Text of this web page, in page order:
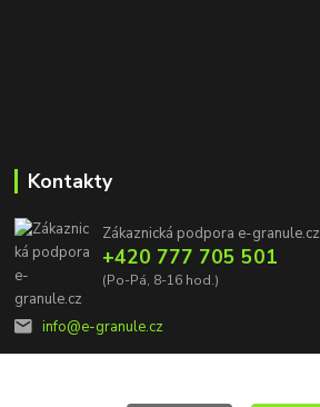
Kontakty
Zákaznická podpora e-granule.cz
+420 777 705 501
(Po-Pá, 8-16 hod.)
info@e-granule.cz